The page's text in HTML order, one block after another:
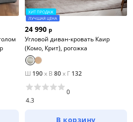
ХИТ ПРОДАЖ
ЛУЧШАЯ ЦЕНА
24 990 р
Угловой диван-кровать Каир
(Комо, Крит), рогожка
Ш 190x В 80x Г 132
4.3
0
В корзину